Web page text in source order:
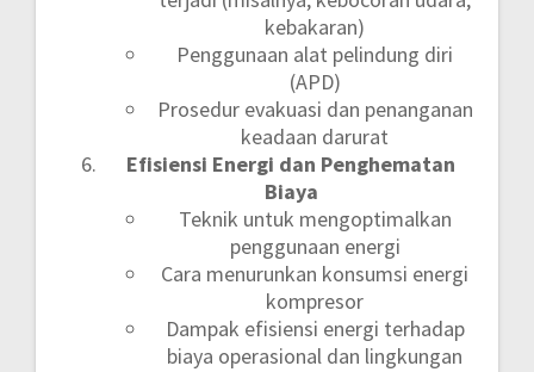
kebakaran)
Penggunaan alat pelindung diri
(APD)
Prosedur evakuasi dan penanganan
keadaan darurat
Efisiensi Energi dan Penghematan
Biaya
Teknik untuk mengoptimalkan
penggunaan energi
Cara menurunkan konsumsi energi
kompresor
Dampak efisiensi energi terhadap
biaya operasional dan lingkungan